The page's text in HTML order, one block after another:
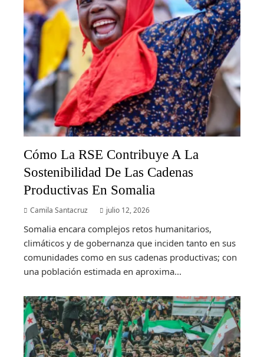
Cómo La RSE Contribuye A La
Sostenibilidad De Las Cadenas
Productivas En Somalia
Camila Santacruz julio 12, 2026
Somalia encara complejos retos humanitarios,
climáticos y de gobernanza que inciden tanto en sus
comunidades como en sus cadenas productivas; con
una población estimada en aproxima...